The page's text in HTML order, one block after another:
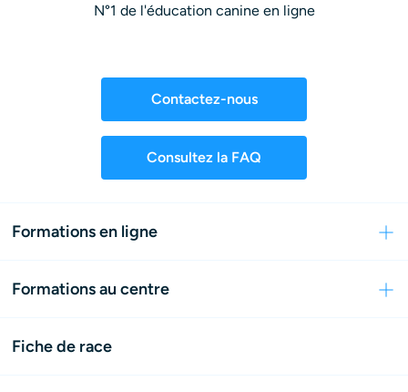
N°1 de l'éducation canine en ligne
Contactez-nous
Consultez la FAQ
Formations en ligne
Formations au centre
Fiche de race